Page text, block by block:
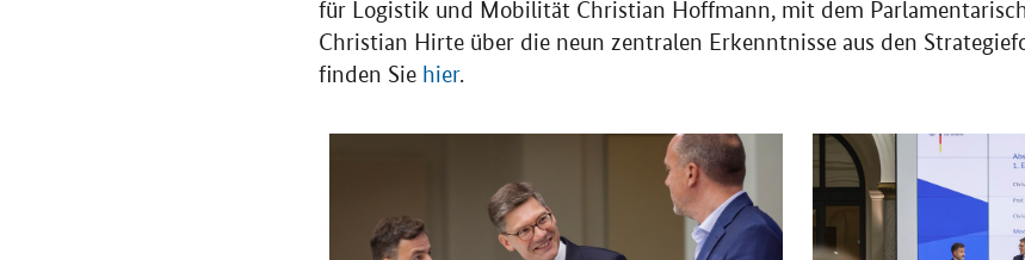
für Logistik und Mobilität Christian Hoffmann, mit dem
Christian Hirte über die neun zentralen Erkenntnisse aus den
finden Sie hier.